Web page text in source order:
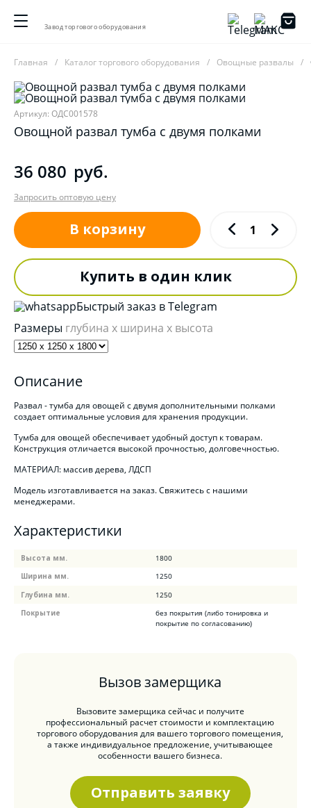
Завод торгового оборудования
Главная Каталог торгового оборудования Овощные развалы
Артикул: ОДС001578
Овощной развал тумба с двумя полками
36 080 руб.
Запросить оптовую цену
В корзину
Купить в один клик
Быстрый заказ в Telegram
Размеры глубина x ширина x высота
Описание
Развал - тумба для овощей с двумя дополнительными полками
создает оптимальные условия для хранения продукции.
Тумба для овощей обеспечивает удобный доступ к товарам.
Конструкция отличается высокой прочностью, долговечностью.
МАТЕРИАЛ: массив дерева, ЛДСП
Модель изготавливается на заказ. Свяжитесь с нашими
менеджерами.
Характеристики
Высота мм.
1800
Ширина мм.
1250
Глубина мм.
1250
Покрытие
без покрытия (либо тонировка и
покрытие по согласованию)
Вызов замерщика
Вызовите замерщика сейчас и получите
профессиональный расчет стоимости и комплектацию
торгового оборудования для вашего торгового помещения,
а также индивидуальное предложение, учитывающее
особенности вашего бизнеса.
Отправить заявку